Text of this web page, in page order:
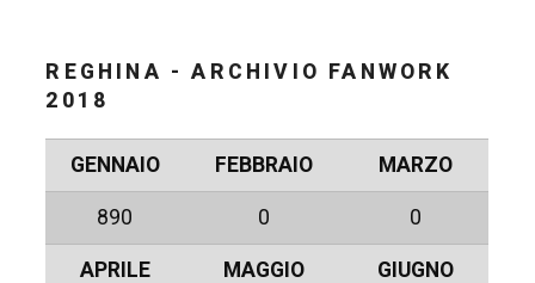
REGHINA - ARCHIVIO FANWORK
2018
GENNAIO FEBBRAIO MARZO
890 0 0
APRILE MAGGIO GIUGNO